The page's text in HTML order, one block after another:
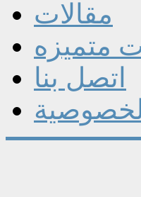
مقالات
متميزه
اتصل بنا